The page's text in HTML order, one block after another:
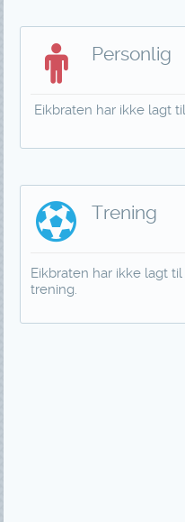
Personlig
Eikbraten har ikke lagt
Trening
Eikbraten har ikke lagt
trening.